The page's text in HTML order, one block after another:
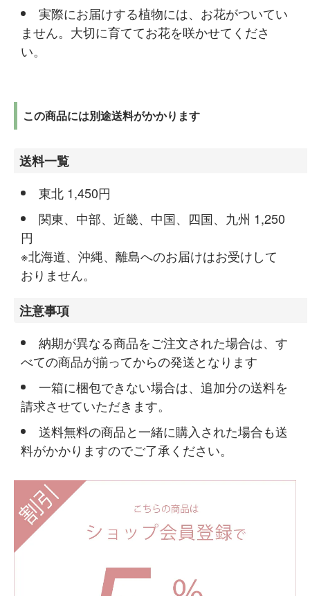
実際にお届けする植物には、お花がついてい
ません。大切に育ててお花を咲かせてくださ
い。
この商品には別途送料がかかります
送料一覧
東北 1,450円
関東、中部、近畿、中国、四国、九州 1,250
円
※北海道、沖縄、離島へのお届けはお受けして
おりません。
注意事項
納期が異なる商品をご注文された場合は、す
べての商品が揃ってからの発送となります
一箱に梱包できない場合は、追加分の送料を
請求させていただきます。
送料無料の商品と一緒に購入された場合も送
料がかかりますのでご了承ください。